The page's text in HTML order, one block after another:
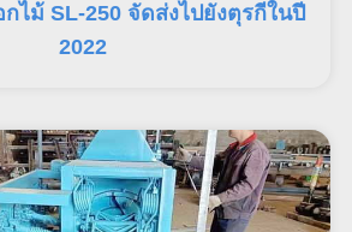
กไม้ SL-250 จัดส่งไปยังตุรกีในปี
2022